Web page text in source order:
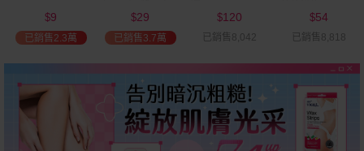
120
已銷售8,042
款式可選
$54
已銷售8,818
$20
已銷售2.7萬
$39
已銷售9.7萬